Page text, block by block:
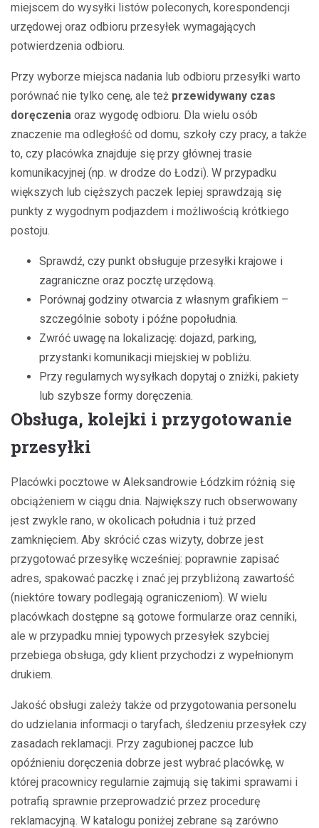
miejscem do wysyłki listów poleconych, korespondencji
urzędowej oraz odbioru przesyłek wymagających
potwierdzenia odbioru.
Przy wyborze miejsca nadania lub odbioru przesyłki warto
porównać nie tylko cenę, ale też przewidywany czas
doręczenia oraz wygodę odbioru. Dla wielu osób
znaczenie ma odległość od domu, szkoły czy pracy, a także
to, czy placówka znajduje się przy głównej trasie
komunikacyjnej (np. w drodze do Łodzi). W przypadku
większych lub cięższych paczek lepiej sprawdzają się
punkty z wygodnym podjazdem i możliwością krótkiego
postoju.
Sprawdź, czy punkt obsługuje przesyłki krajowe i
zagraniczne oraz pocztę urzędową.
Porównaj godziny otwarcia z własnym grafikiem –
szczególnie soboty i późne popołudnia.
Zwróć uwagę na lokalizację: dojazd, parking,
przystanki komunikacji miejskiej w pobliżu.
Przy regularnych wysyłkach dopytaj o zniżki, pakiety
lub szybsze formy doręczenia.
Obsługa, kolejki i przygotowanie
przesyłki
Placówki pocztowe w Aleksandrowie Łódzkim różnią się
obciążeniem w ciągu dnia. Największy ruch obserwowany
jest zwykle rano, w okolicach południa i tuż przed
zamknięciem. Aby skrócić czas wizyty, dobrze jest
przygotować przesyłkę wcześniej: poprawnie zapisać
adres, spakować paczkę i znać jej przybliżoną zawartość
(niektóre towary podlegają ograniczeniom). W wielu
placówkach dostępne są gotowe formularze oraz cenniki,
ale w przypadku mniej typowych przesyłek szybciej
przebiega obsługa, gdy klient przychodzi z wypełnionym
drukiem.
Jakość obsługi zależy także od przygotowania personelu
do udzielania informacji o taryfach, śledzeniu przesyłek czy
zasadach reklamacji. Przy zagubionej paczce lub
opóźnieniu doręczenia dobrze jest wybrać placówkę, w
której pracownicy regularnie zajmują się takimi sprawami i
potrafią sprawnie przeprowadzić przez procedurę
reklamacyjną. W katalogu poniżej zebrane są zarówno